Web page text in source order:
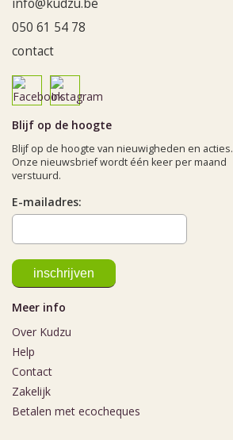
info@kudzu.be
050 61 54 78
contact
Blijf op de hoogte
Blijf op de hoogte van nieuwigheden en acties.
Onze nieuwsbrief wordt één keer per maand
verstuurd.
E-mailadres:
Meer info
Over Kudzu
Help
Contact
Zakelijk
Betalen met ecocheques